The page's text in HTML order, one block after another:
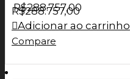
R$288.757,00
R$288.757,00
Adicionar ao carrinho
Compare